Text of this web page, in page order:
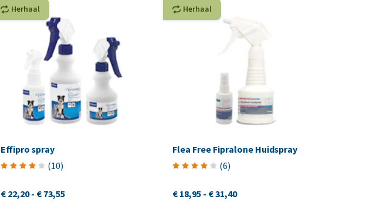
Herhaal
Effipro spray
(10)
€ 22,20 - € 73,55
Herhaal
Flea Free Fipralone Huidspray
(6)
€ 18,95- € 31,40